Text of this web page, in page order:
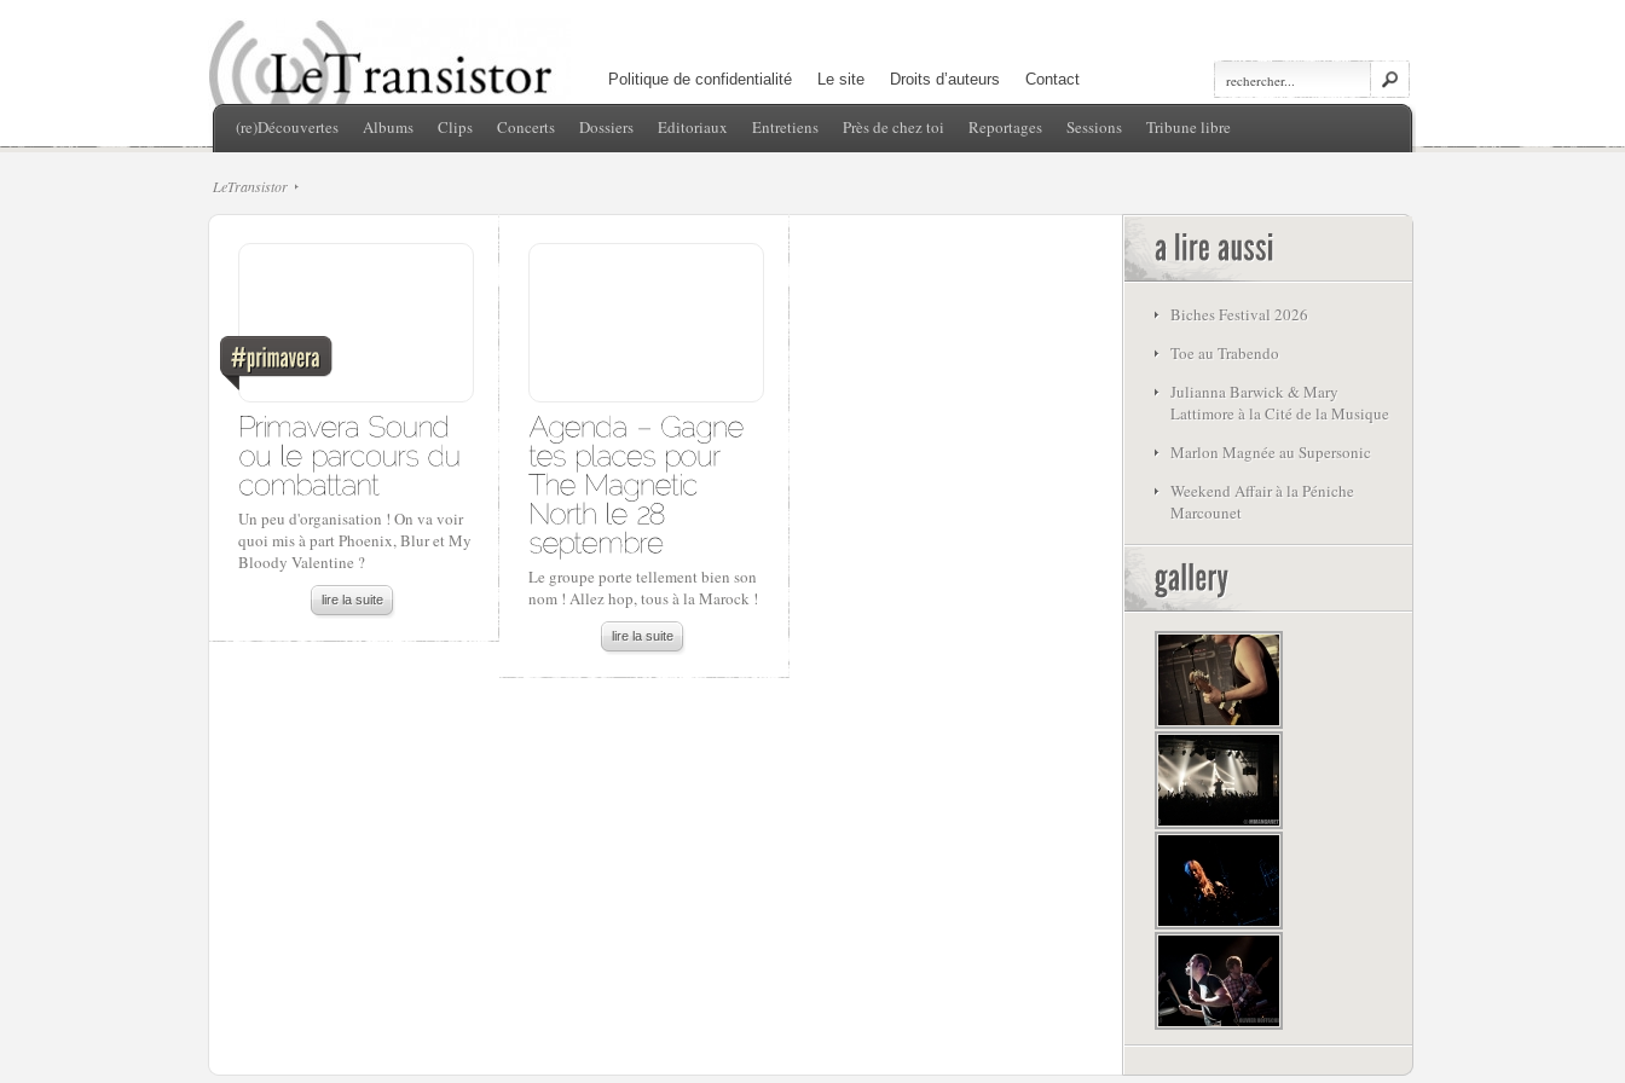
Politique de confidentialité Le site Droits d’auteurs Contact
(re)Découvertes Albums Clips Concerts Dossiers Editoriaux Entretiens Près de chez toi Reportages Sessions Tribune libre
LeTransistor
Un peu d'organisation ! On va voir
quoi mis à part Phoenix, Blur et My
Bloody Valentine ?
lire la suite
Le groupe porte tellement bien son
nom ! Allez hop, tous à la Marock !
lire la suite
Biches Festival 2026
Toe au Trabendo
Julianna Barwick & Mary
Lattimore à la Cité de la Musique
Marlon Magnée au Supersonic
Weekend Affair à la Péniche
Marcounet